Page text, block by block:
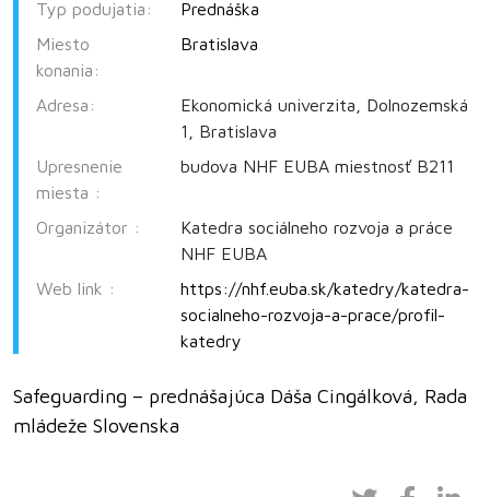
Typ podujatia:
Prednáška
Miesto
konania:
Bratislava
Adresa:
Ekonomická univerzita, Dolnozemská
1, Bratislava
Upresnenie
miesta :
budova NHF EUBA miestnosť B211
Organizátor :
Katedra sociálneho rozvoja a práce
NHF EUBA
Web link :
https://nhf.euba.sk/katedry/katedra-
socialneho-rozvoja-a-prace/profil-
katedry
Safeguarding – prednášajúca Dáša Cingálková, Rada
mládeže Slovenska